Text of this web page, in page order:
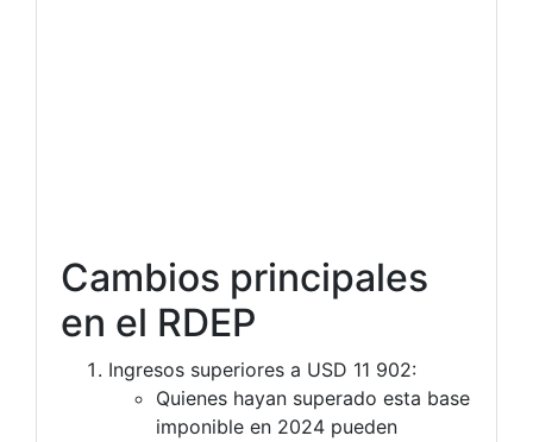
Cambios principales
en el RDEP
Ingresos superiores a USD 11 902:
Quienes hayan superado esta base
imponible en 2024 pueden